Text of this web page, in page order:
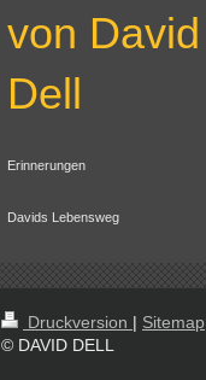
von David
Dell
Erinnerungen
Davids Lebensweg
Druckversion | Sitemap
© DAVID DELL